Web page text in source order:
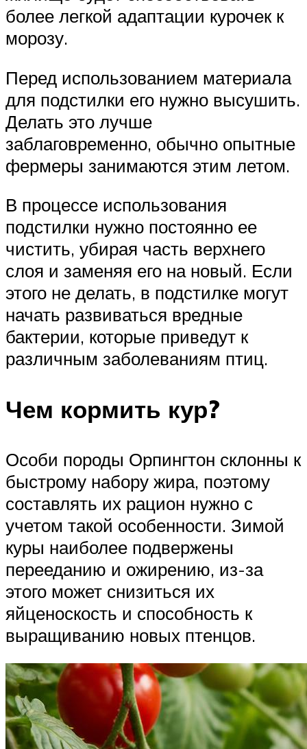
более легкой адаптации курочек к
морозу.
Перед использованием материала
для подстилки его нужно высушить.
Делать это лучше
заблаговременно, обычно опытные
фермеры занимаются этим летом.
В процессе использования
подстилки нужно постоянно ее
чистить, убирая часть верхнего
слоя и заменяя его на новый. Если
этого не делать, в подстилке могут
начать развиваться вредные
бактерии, которые приведут к
различным заболеваниям птиц.
Чем кормить кур?
Особи породы Орпингтон склонны к
быстрому набору жира, поэтому
составлять их рацион нужно с
учетом такой особенности. Зимой
куры наиболее подвержены
перееданию и ожирению, из-за
этого может снизиться их
яйценоскость и способность к
выращиванию новых птенцов.